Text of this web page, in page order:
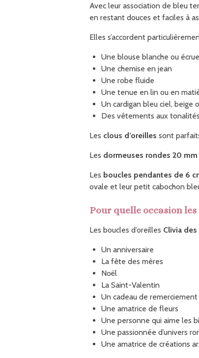
Avec leur association de bleu
en restant douces et faciles à
Elles s’accordent
Une blouse blanche ou écrue
Une chemise en jean
Une robe fluide
Une tenue en lin ou en
Un cardigan bleu ciel, beige
Des vêtements aux
Les clous d’oreilles sont
Les dormeuses rondes 20 mm
Les boucles pendantes de 6
ovale et leur petit cabochon
Pour quelle occasion
Les boucles d’oreilles Clivia des
Un anniversaire
La fête des mères
Noël
La Saint-Valentin
Un cadeau de remerciement
Une amatrice de fleurs
Une personne qui aime les
Une passionnée d’univers
Une amatrice de créations